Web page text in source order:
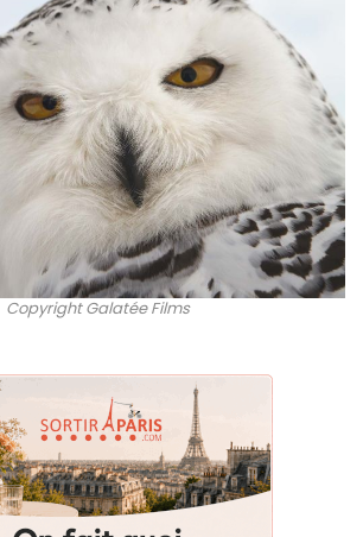
Copyright Galatée Films